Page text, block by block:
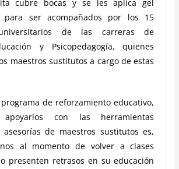
cubre bocas y se les aplica gel
para ser acompañados por los 15
de las carreras de
y Psicopedagogía, quienes
maestros sustitutos a cargo de estas
de reforzamiento educativo,
con las herramientas
asesorías de maestros sustitutos es,
al momento de volver a clases
presenten retrasos en su educación